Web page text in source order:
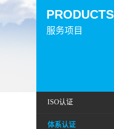
服务项目
PRODUCTS
ISO认证
体系认证